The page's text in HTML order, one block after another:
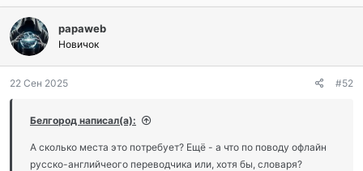
papaweb
Новичок
22 Сен 2025 #52
Белгород написал(а):
А сколько места это потребует? Ещё - а что по поводу офлайн
русско-английчеого переводчика или, хотя бы, словаря?